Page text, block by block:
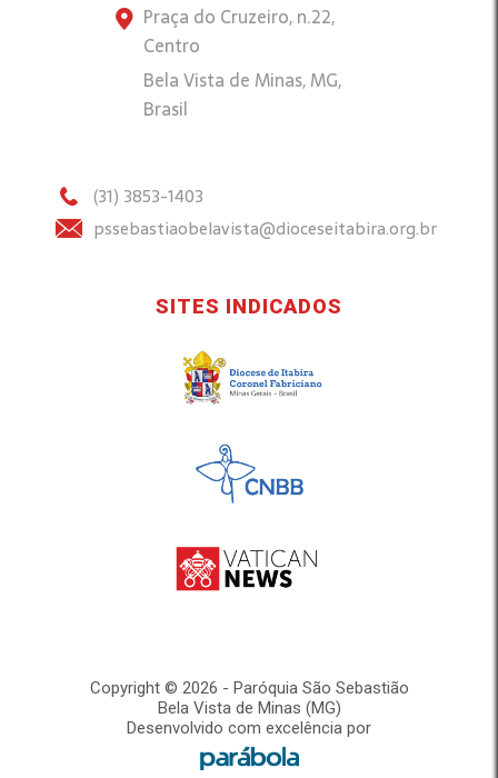
Praça do Cruzeiro, n.22,
Centro
Bela Vista de Minas, MG,
Brasil
(31) 3853-1403
pssebastiaobelavista@dioceseitabira.org.br
SITES INDICADOS
Copyright © 2026 - Paróquia São Sebastião
Bela Vista de Minas (MG)
Desenvolvido com excelência por